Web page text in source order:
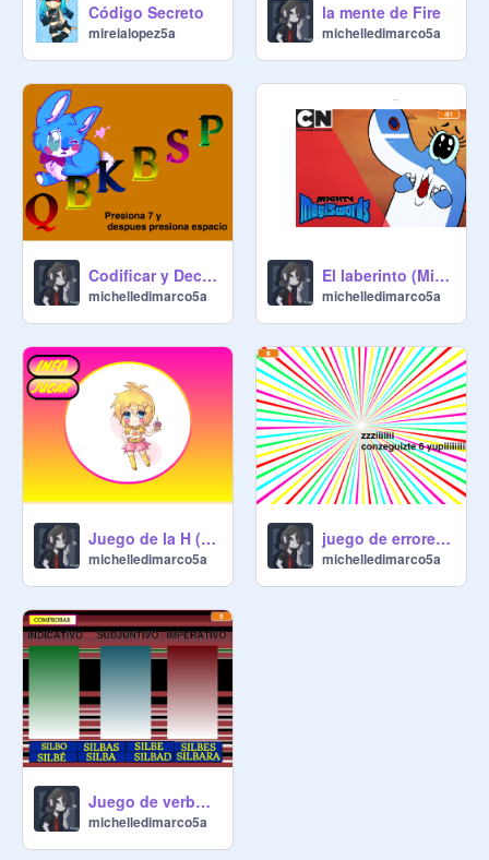
Código Secreto
mireialopez5a
la mente de Fire
michelledimarco5a
Codificar y Decodificar (Michelle)
michelledimarco5a
El laberinto (Michelle
michelledimarco5a
Juego de la H (Michelle)
michelledimarco5a
juego de errores(MICHELLE-MIGUEL 5A)
michelledimarco5a
Juego de verbos (Michelle)
michelledimarco5a